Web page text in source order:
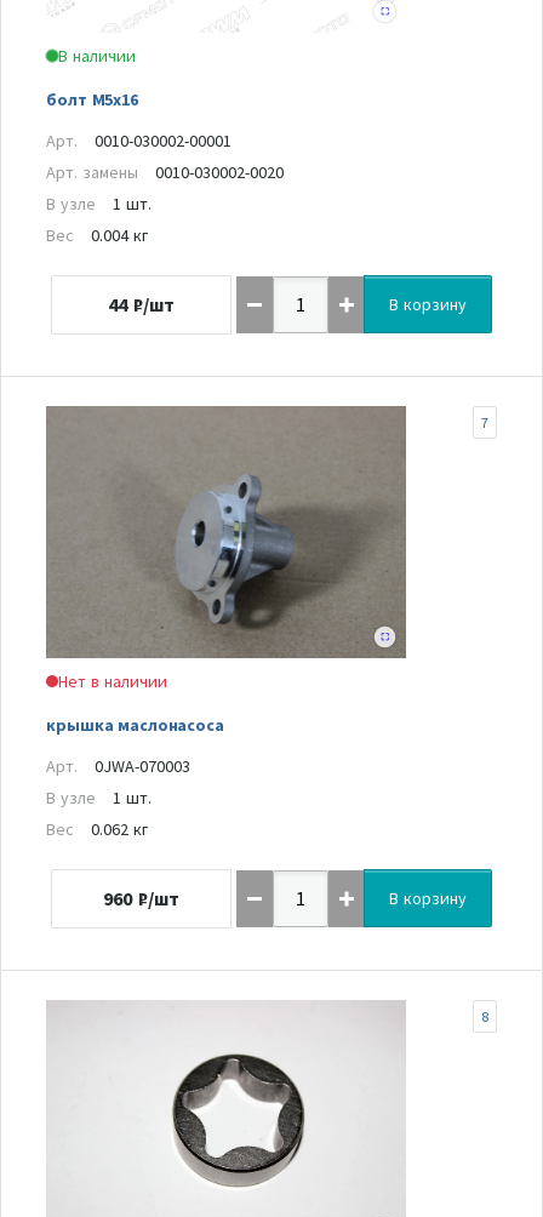
В наличии
болт M5x16
Арт.
0010-030002-00001
Арт. замены
0010-030002-0020
В узле
1 шт.
Вес
0.004 кг
44 ₽/шт В корзину
Нет в наличии
крышка маслонасоса
7
Арт.
0JWA-070003
В узле
1 шт.
Вес
0.062 кг
960 ₽/шт В корзину
8